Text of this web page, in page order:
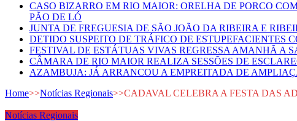
CASO BIZARRO EM RIO MAIOR: ORELHA DE PORCO
PÃO DE LÓ
JUNTA DE FREGUESIA DE SÃO JOÃO DA RIBEIRA E
DETIDO SUSPEITO DE TRÁFICO DE
FESTIVAL DE ESTÁTUAS VIVAS REGRESSA AMANHÃ A
CÂMARA DE RIO MAIOR REALIZA SESSÕES DE
AZAMBUJA: JÁ ARRANCOU A EMPREITADA DE
Home>>Notícias Regionais>>CADAVAL CELEBRA A FESTA DAS
Notícias Regionais